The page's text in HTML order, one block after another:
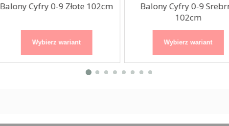
Balony Cyfry 0-9 Złote 102cm
Wybierz wariant
Balony Cyfry 0-9
102cm
Wybierz wariant